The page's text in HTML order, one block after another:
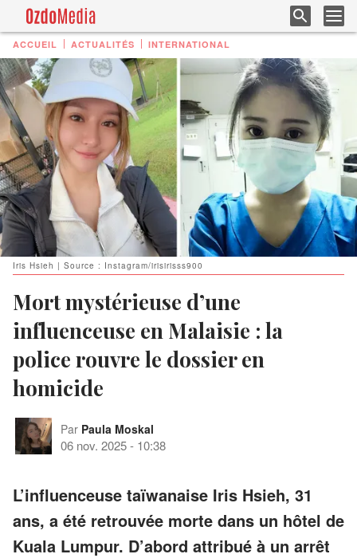
ACCUEIL ACTUALITÉS INTERNATIONAL
Iris Hsieh | Source : Instagram/irisirisss900
Mort mystérieuse d’une
influenceuse en Malaisie : la
police rouvre le dossier en
homicide
Par Paula Moskal
06 nov. 2025- 10:38
L’influenceuse taïwanaise Iris Hsieh, 31
ans, a été retrouvée morte dans un hôtel de
Kuala Lumpur. D’abord attribué à un arrêt